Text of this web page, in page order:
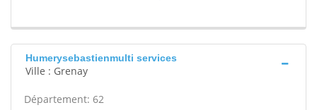
Humerysebastienmulti services
Ville : Grenay
Département: 62